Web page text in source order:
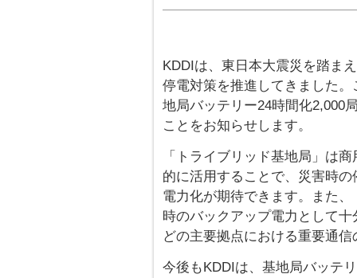
KDDIは、東日本大震災を踏ま
停電対策を推進してきました
地局バッテリー24時間化2,000
ことをお知らせします。
「トライブリッド基地局」は
的に活用することで、災害時
電力化が期待できます。また
時のバックアップ電力として
どの主要拠点における重要通
今後もKDDIは、基地局バッテ